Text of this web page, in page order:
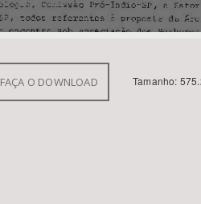
FAÇA O DOWNLOAD Tamanho: